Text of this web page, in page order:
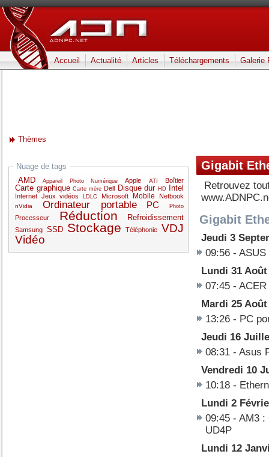
Accueil Actualité Articles Téléchargements Galerie
Thèmes
Gigabit
Retrouvez
Gigabit
Jeudi 3
09:56 - ASUS
Lundi 31 Août
07:45 - ACER
Mardi 25 Août
13:26 - PC
Jeudi 16
08:31 - Asus
Vendredi 10
10:18 -
Lundi 2
09:45 - AM3 :
UD4P
Lundi 12
Nuage de tags
AMD Appareil Photo Numérique Apple ATI Boîtier
Carte graphique Carte mère Dell Disque dur HD Intel
Internet Jeux vidéos LDLC Microsoft Mobile Netbook
nVidia Ordinateur portable PC Photo
Processeur Réduction Refroidissement
Samsung SSD Stockage Téléphonie VDJ
Vidéo